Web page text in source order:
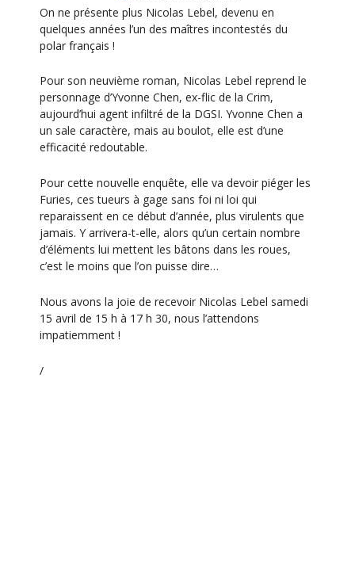
i
g
a
t
i
o
n
v
è
n
e
e
n
t
On ne présente plus Nicolas Lebel, devenu en
quelques années l’un des maîtres incontestés du
polar français !
Pour son neuvième roman, Nicolas Lebel reprend le
personnage d’Yvonne Chen, ex-flic de la Crim,
aujourd’hui agent infiltré de la DGSI. Yvonne Chen a
un sale caractère, mais au boulot, elle est d’une
efficacité redoutable.
Pour cette nouvelle enquête, elle va devoir piéger les
Furies, ces tueurs à gage sans foi ni loi qui
reparaissent en ce début d’année, plus virulents que
jamais. Y arrivera-t-elle, alors qu’un certain nombre
d’éléments lui mettent les bâtons dans les roues,
c’est le moins que l’on puisse dire…
Nous avons la joie de recevoir Nicolas Lebel samedi
15 avril de 15 h à 17 h 30, nous l’attendons
impatiemment !
/